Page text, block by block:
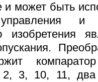
и может быть
управления
изобретения
3, 10, 11,